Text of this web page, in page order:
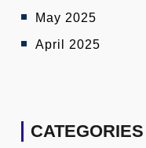
May 2025
April 2025
CATEGORIES